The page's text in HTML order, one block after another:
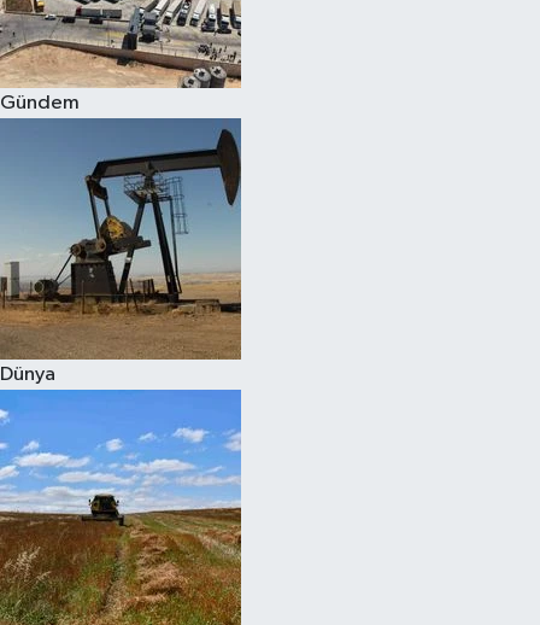
Gündem
Dünya
Spor
Burç Yorumları
Çocuk
Eğitim
Hava Durumu
Kadın
Kültür Sanat
Sağlık
Siyaset